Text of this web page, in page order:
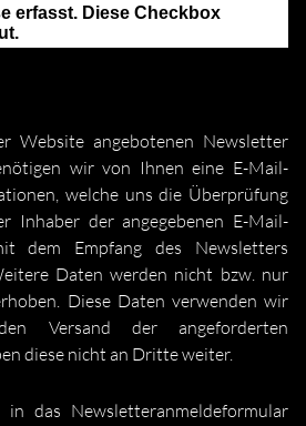
Website angebotenen Newsletter
wir von Ihnen eine E-Mail-
welche uns die Überprüfung
Inhaber der angegebenen E-Mail-
dem Empfang des Newsletters
Daten werden nicht bzw. nur
Diese Daten verwenden wir
Versand der angeforderten
diese nicht an Dritte weiter.
das Newsletteranmeldeformular